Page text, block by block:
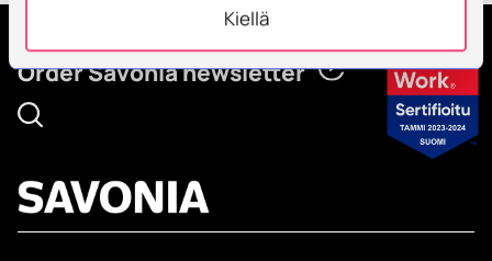
Kiellä
Order Savonia newsletter